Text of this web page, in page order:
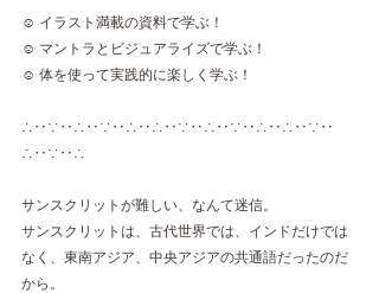
☺︎ イラスト満載の資料で学ぶ！
☺︎ マントラとビジュアライズで学ぶ！
☺︎ 体を使って実践的に楽しく学ぶ！
∴‥∵‥∴‥∵‥∴‥∴‥∵‥∴‥∵‥∴‥∴‥∵‥
∴‥∵‥∴
サンスクリットが難しい、なんて迷信。
サンスクリットは、古代世界では、インドだけでは
なく、東南アジア、中央アジアの共通語だったのだ
から。